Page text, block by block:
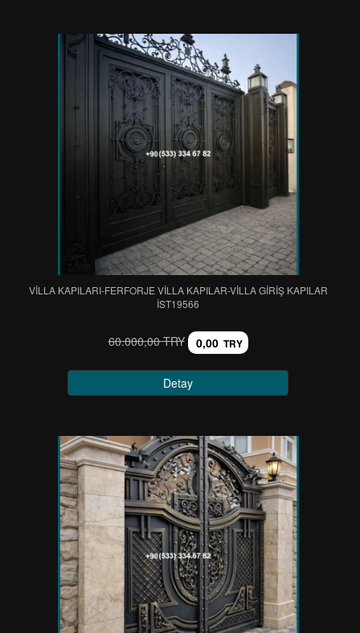
VİLLA KAPILARI-FERFORJE VİLLA KAPILAR-VİLLA GİRİŞ KAPILAR
IST19566
60.000,00 TRY 0,00 TRY
Detay